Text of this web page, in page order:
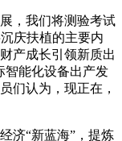
，我们将测验考试
庆扶植的主要内
产成长引领新质出
智能化设备出产发
们认为，现正在，
济“新蓝海”，提炼